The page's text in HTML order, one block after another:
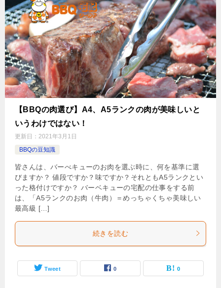
【BBQの肉選び】A4、A5ランクの肉が美味しいと
いうわけではない！
更新日： 2021年3月1日
BBQの豆知識
皆さんは、バーべキューのお肉を選ぶ時に、何を基準に選
びますか？ 値段ですか？味ですか？それともA5ランクとい
った格付けですか？ バーベキューの宅配の仕事をする前
は、「A5ランクのお肉（牛肉）＝めっちゃくちゃ美味しい
最高級 […]
続きを読む
Tweet 0 0